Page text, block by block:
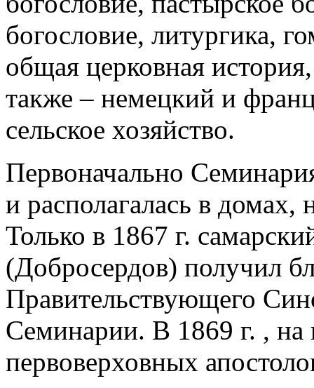
богословие, литургика,
общая церковная
также – немецкий и
сельское хозяйство.
Первоначально
и располагалась в
Только в 1867 г.
(Добросердов) получил
Правительствующего
Семинарии. В 1869 г. , на
первоверховных